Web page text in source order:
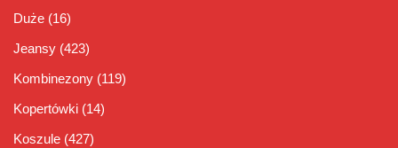
Duże (16)
Jeansy (423)
Kombinezony (119)
Kopertówki (14)
Koszule (427)